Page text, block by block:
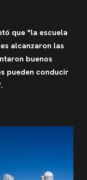
que "la escuela
alcanzaron las
buenos
pueden conducir